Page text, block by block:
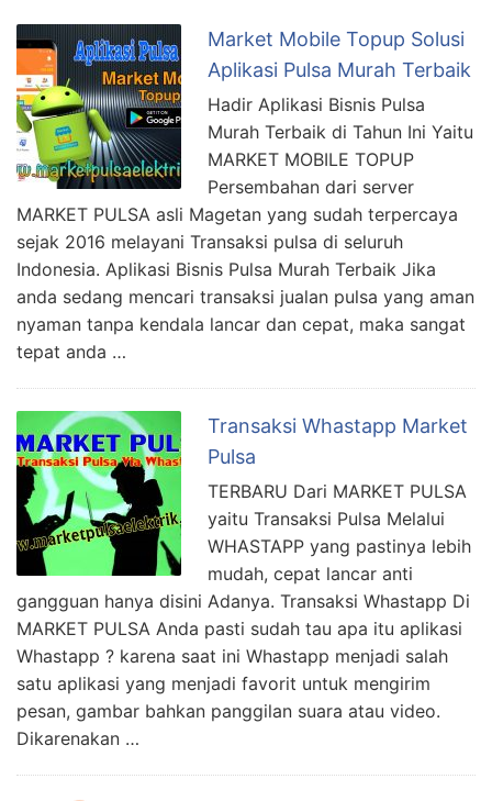
Market Mobile Topup Solusi
Aplikasi Pulsa Murah Terbaik
Hadir Aplikasi Bisnis Pulsa
Murah Terbaik di Tahun Ini Yaitu
MARKET MOBILE TOPUP
Persembahan dari server
MARKET PULSA asli Magetan yang sudah terpercaya
sejak 2016 melayani Transaksi pulsa di seluruh
Indonesia. Aplikasi Bisnis Pulsa Murah Terbaik Jika
anda sedang mencari transaksi jualan pulsa yang aman
nyaman tanpa kendala lancar dan cepat, maka sangat
tepat anda …
Transaksi Whastapp Market
Pulsa
TERBARU Dari MARKET PULSA
yaitu Transaksi Pulsa Melalui
WHASTAPP yang pastinya lebih
mudah, cepat lancar anti
gangguan hanya disini Adanya. Transaksi Whastapp Di
MARKET PULSA Anda pasti sudah tau apa itu aplikasi
Whastapp ? karena saat ini Whastapp menjadi salah
satu aplikasi yang menjadi favorit untuk mengirim
pesan, gambar bahkan panggilan suara atau video.
Dikarenakan …